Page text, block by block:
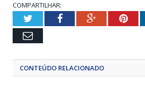
COMPARTILHAR:
TwitterFacebookGoogle+
Email
CONTEÚDO RELACIONADO